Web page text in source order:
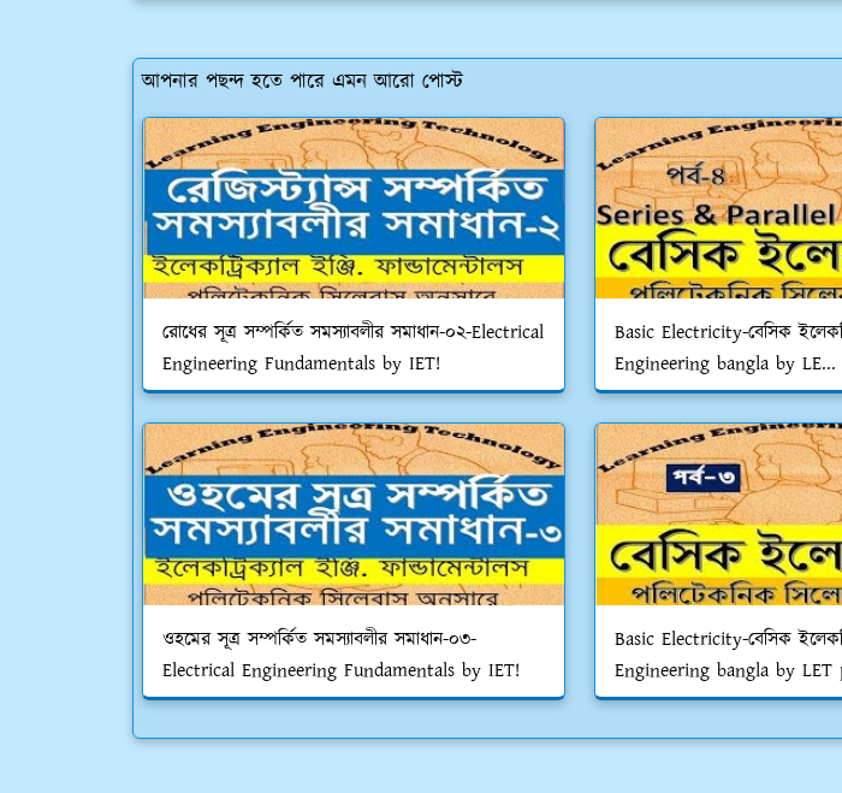
আপনার পছন্দ হতে পারে এমন আরো পোস্ট
রোধের সূত্র সম্পর্কিত সমস্যাবলীর সমাধান-০২-Electrical
Engineering Fundamentals by IET!
Basic Electricity-বেসিক
Engineering bangla by LE...
ওহমের সূত্র সম্পর্কিত সমস্যাবলীর সমাধান-০৩-
Electrical Engineering Fundamentals by IET!
Basic Electricity-বেসিক
Engineering bangla by LET